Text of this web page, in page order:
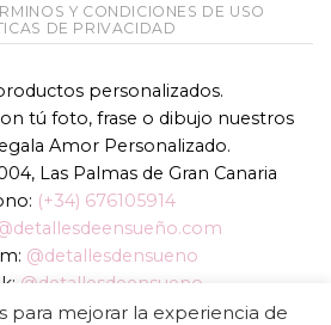
Y CONDICIONES DE USO
DE PRIVACIDAD
personalizados.
tú foto, frase o dibujo nuestros
Amor Personalizado.
Las Palmas de Gran Canaria
(+34) 676105914
@detallesdensueno
@detallesdeensueno
@detallesdensueno
para mejorar la experiencia de